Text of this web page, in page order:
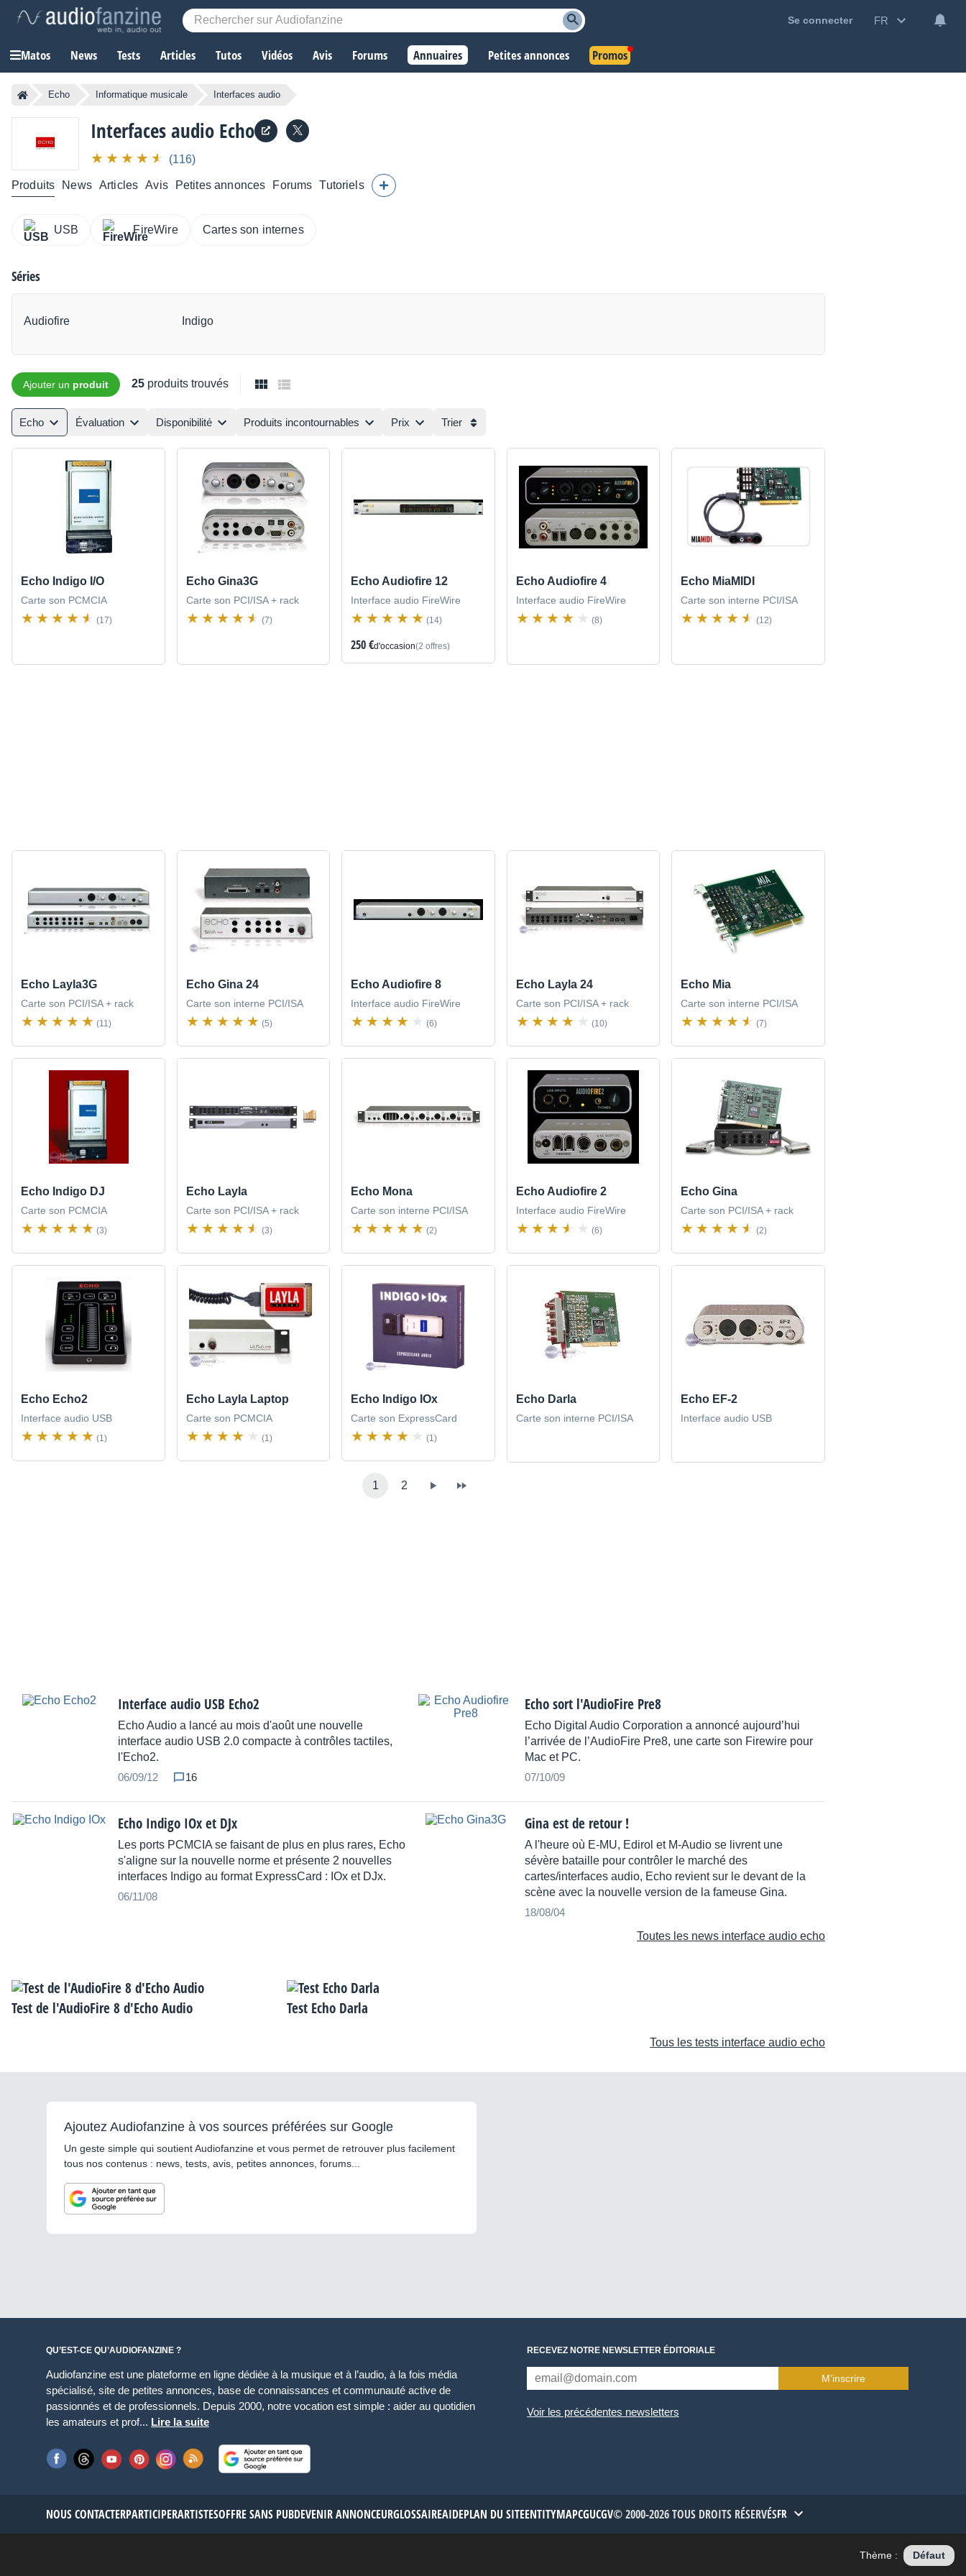
Se connecter FR
Matos News Tests Articles Tutos Vidéos Avis Forums Annuaires Petites annonces Promos
Echo Informatique musicale Interfaces audio
Interfaces audio Echo
(116)
Produits News Articles Avis Petites annonces Forums Tutoriels
USB FireWire Cartes son internes
Séries
Audiofire Indigo
Ajouter un produit 25 produits trouvés
Echo Évaluation Disponibilité Produits incontournables Prix Trier
Echo Indigo I/O
Carte son PCMCIA
(17)
Echo Gina3G
Carte son PCI/ISA + rack
(7)
Echo Audiofire 12
Interface audio FireWire
(14)
250 €d'occasion(2 offres)
Echo Audiofire 4
Interface audio FireWire
(8)
Echo MiaMIDI
Carte son interne PCI/ISA
(12)
Echo Layla3G
Carte son PCI/ISA + rack
(11)
Echo Gina 24
Carte son interne PCI/ISA
(5)
Echo Audiofire 8
Interface audio FireWire
(6)
Echo Layla 24
Carte son PCI/ISA + rack
(10)
Echo Mia
Carte son interne PCI/ISA
(7)
Echo Indigo DJ
Carte son PCMCIA
(3)
Echo Layla
Carte son PCI/ISA + rack
(3)
Echo Mona
Carte son interne PCI/ISA
(2)
Echo Audiofire 2
Interface audio FireWire
(6)
Echo Gina
Carte son PCI/ISA + rack
(2)
Echo Echo2
Interface audio USB
(1)
Echo Layla Laptop
Carte son PCMCIA
(1)
Echo Indigo IOx
Carte son ExpressCard
(1)
Echo Darla
Carte son interne PCI/ISA
Echo EF-2
Interface audio USB
1 2
Interface audio USB Echo2
Echo Audio a lancé au mois d'août une nouvelle
interface audio USB 2.0 compacte à contrôles tactiles,
l'Echo2.
06/09/12
16
Echo sort l'AudioFire Pre8
Echo Digital Audio Corporation a annoncé aujourd’hui
l’arrivée de l’AudioFire Pre8, une carte son Firewire pour
Mac et PC.
07/10/09
Echo Indigo IOx et DJx
Les ports PCMCIA se faisant de plus en plus rares, Echo
s'aligne sur la nouvelle norme et présente 2 nouvelles
interfaces Indigo au format ExpressCard : IOx et DJx.
06/11/08
Gina est de retour !
A l'heure où E-MU, Edirol et M-Audio se livrent une
sévère bataille pour contrôler le marché des
cartes/interfaces audio, Echo revient sur le devant de la
scène avec la nouvelle version de la fameuse Gina.
18/08/04
Toutes les news interface audio echo
Test de l'AudioFire 8 d'Echo Audio Test Echo Darla
Tous les tests interface audio echo
Ajoutez Audiofanzine à vos sources préférées sur Google
Un geste simple qui soutient Audiofanzine et vous permet de retrouver plus facilement
tous nos contenus : news, tests, avis, petites annonces, forums...
QU’EST-CE QU’AUDIOFANZINE ?
Audiofanzine est une plateforme en ligne dédiée à la musique et à l’audio, à la fois média
spécialisé, site de petites annonces, base de connaissances et communauté active de
passionnés et de professionnels. Depuis 2000, notre vocation est simple : aider au quotidien
les amateurs et prof... Lire la suite
RECEVEZ NOTRE NEWSLETTER ÉDITORIALE
M’inscrire
Voir les précédentes newsletters
NOUS CONTACTERPARTICIPERARTISTESOFFRE SANS PUBDEVENIR ANNONCEURGLOSSAIREAIDEPLAN DU SITEENTITYMAPCGUCGV© 2000-2026 TOUS DROITS RÉSERVÉSFR
Thème : Défaut